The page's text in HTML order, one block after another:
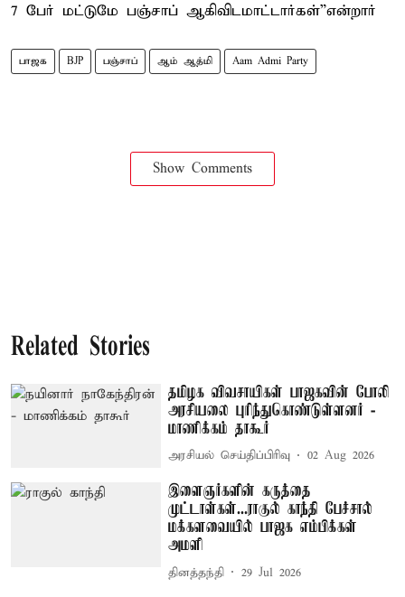
7 பேர் மட்டுமே பஞ்சாப் ஆகிவிடமாட்டார்கள்”என்றார்
பாஜக BJP பஞ்சாப் ஆம் ஆத்மி Aam Admi Party
Show Comments
Related Stories
தமிழக விவசாயிகள் பாஜகவின் போலி
அரசியலை புரிந்துகொண்டுள்ளனர் -
மாணிக்கம் தாகூர்
அரசியல் செய்திப்பிரிவு 02 Aug 2026
இளைஞர்களின் கருத்தை
முட்டாள்கள்...ராகுல் காந்தி பேச்சால்
மக்களவையில் பாஜக எம்பிக்கள்
அமளி
தினத்தந்தி 29 Jul 2026